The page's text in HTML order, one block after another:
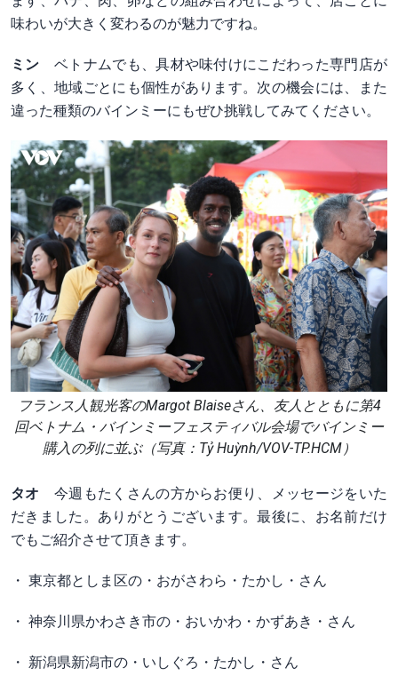
味わいが大きく変わるのが魅力ですね。
ミン ベトナムでも、具材や味付けにこだわった専門店が
多く、地域ごとにも個性があります。次の機会には、また
違った種類のバインミーにもぜひ挑戦してみてください。
フランス人観光客のMargot Blaiseさん、友人とともに第4
回ベトナム・バインミーフェスティバル会場でバインミー
購入の列に並ぶ（写真：Tỷ Huỳnh/VOV-TP.HCM）
タオ 今週もたくさんの方からお便り、メッセージをいた
だきました。ありがとうございます。最後に、お名前だけ
でもご紹介させて頂きます。
・ 東京都としま区の・おがさわら・たかし・さん
・ 神奈川県かわさき市の・おいかわ・かずあき・さん
・ 新潟県新潟市の・いしぐろ・たかし・さん